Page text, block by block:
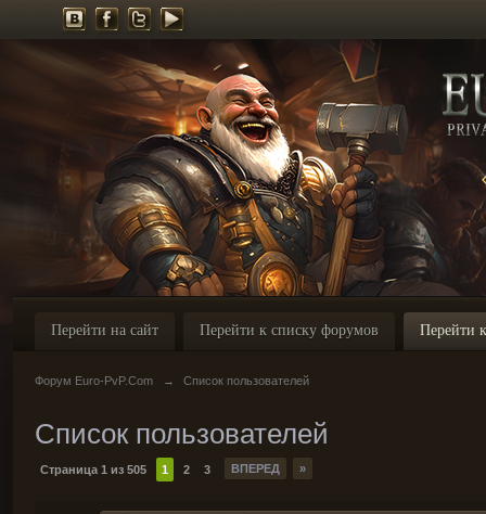
Перейти на сайт Перейти к списку форумов Перейти
Форум Euro-PvP.Com → Список пользователей
Список пользователей
Страница 1 из 505 1 2 3 ВПЕРЕД »